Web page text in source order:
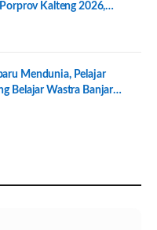
Kalteng 2026,
Mendunia, Pelajar
Belajar Wastra Banjar